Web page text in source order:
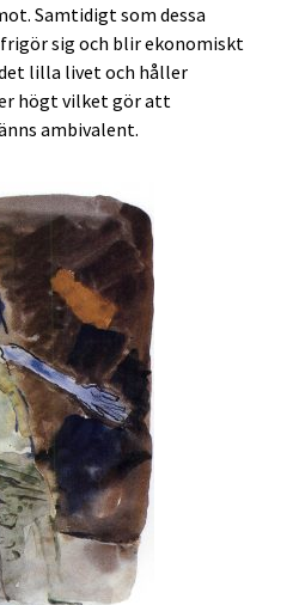
Samtidigt som dessa
sig och blir ekonomiskt
lilla livet och håller
högt vilket gör att
ambivalent.